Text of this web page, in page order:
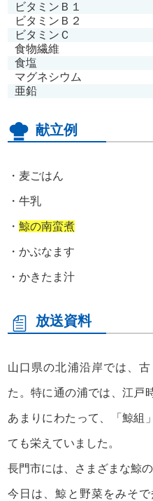
ビタミンＢ１
ビタミンＢ２
ビタミンＣ
食物繊維
食塩
マグネシウム
亜鉛
献立例
・麦ごはん
・牛乳
・鯨の南蛮煮
・かぶなます
・かきたま汁
放送資料
山口県の北浦沿岸では、
た。特に通の浦では、江戸
あまりにわたって、「鯨組
ても栄えていました。
長門市には、さまざまな鯨
今日は、鯨と野菜をみそ